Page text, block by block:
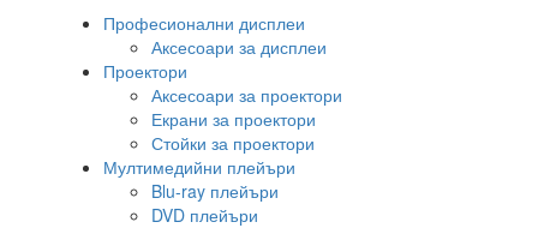
Професионални дисплеи
Аксесоари за дисплеи
Проектори
Аксесоари за проектори
Екрани за проектори
Стойки за проектори
Мултимедийни плейъри
Blu-ray плейъри
DVD плейъри